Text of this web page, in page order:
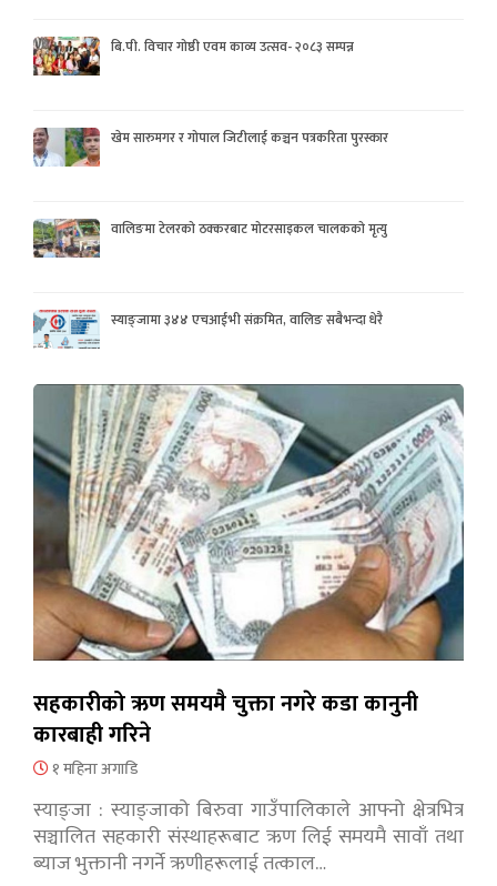
बि.पी. विचार गोष्ठी एवम काव्य उत्सव- २०८३ सम्पन्न
खेम सारुमगर र गोपाल जिटीलाई कञ्चन पत्रकरिता पुरस्कार
वालिङमा टेलरको ठक्करबाट मोटरसाइकल चालकको मृत्यु
स्याङ्जामा ३४४ एचआईभी संक्रमित, वालिङ सबैभन्दा धेरै
सहकारीको ऋण समयमै चुक्ता नगरे कडा कानुनी
कारबाही गरिने
१ महिना अगाडि
स्याङ्जा : स्याङ्जाको बिरुवा गाउँपालिकाले आफ्नो क्षेत्रभित्र
सञ्चालित सहकारी संस्थाहरूबाट ऋण लिई समयमै सावाँ तथा
ब्याज भुक्तानी नगर्ने ऋणीहरूलाई तत्काल…